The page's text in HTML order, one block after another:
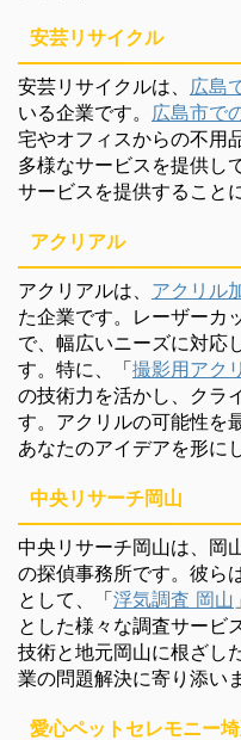
安芸リサイクル
安芸リサイクルは、 広島
いる企業です。 広島市で
宅やオフィスからの不用
多様なサービスを提供し
サービスを提供すること
アクリアル
アクリアルは、 アクリル
た企業です。レーザーカ
で、幅広いニーズに対応
す。特に、「撮影用アク
の技術力を活かし、クラ
す。アクリルの可能性を
あなたのアイデアを形に
中央リサーチ岡山
中央リサーチ岡山は、岡
の探偵事務所です。彼ら
として、「浮気調査 岡山
とした様々な調査サービ
技術と地元岡山に根ざし
業の問題解決に寄り添い
愛心ペットセレモニー